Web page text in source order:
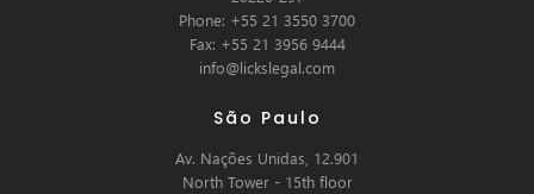
Phone: +55 21 3550 3700
Fax: +55 21 3956 9444
info@lickslegal.com
São Paulo
Av. Nações Unidas, 12.901
North Tower - 15th floor